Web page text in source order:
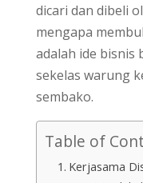
dicari dan dibeli
mengapa
adalah ide bisnis
sekelas warung
sembako.
Table of
Kerjasama